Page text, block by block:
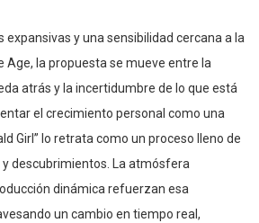
expansivas y una sensibilidad cercana a la
Age, la propuesta se mueve entre la
atrás y la incertidumbre de lo que está
el crecimiento personal como una
Girl” lo retrata como un proceso lleno de
descubrimientos. La atmósfera
dinámica refuerzan esa
un cambio en tiempo real,